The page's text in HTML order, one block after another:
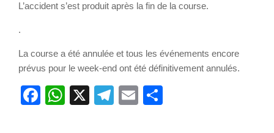
L’accident s’est produit après la fin de la course.
.
La course a été annulée et tous les événements encore
prévus pour le week-end ont été définitivement annulés.
Facebook
WhatsApp
X Telegram
Email